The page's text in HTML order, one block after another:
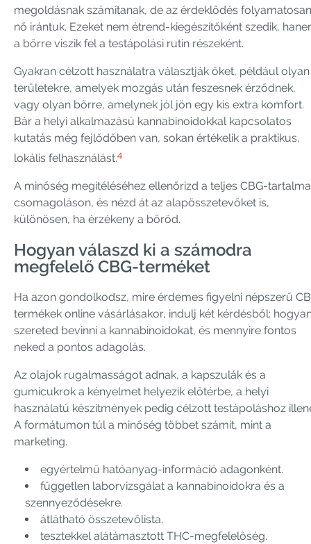
megoldásnak számítanak, de az érdeklődés folyamatosan
nő irántuk. Ezeket nem étrend-kiegészítőként szedik,
a bőrre viszik fel a testápolási rutin részeként.
Gyakran célzott használatra választják őket, például olyan
területekre, amelyek mozgás után feszesnek érződnek,
vagy olyan bőrre, amelynek jól jön egy kis extra komfort.
Bár a helyi alkalmazású kannabinoidokkal kapcsolatos
kutatás még fejlődőben van, sokan értékelik a praktikus,
lokális felhasználást.4
A minőség megítéléséhez ellenőrizd a teljes CBG-
csomagoláson, és nézd át az alapösszetevőket is,
különösen, ha érzékeny a bőröd.
Hogyan válaszd ki a számodra
megfelelő CBG-terméket
Ha azon gondolkodsz, mire érdemes figyelni népszerű
termékek online vásárlásakor, indulj két kérdésből:
szereted bevinni a kannabinoidokat, és mennyire fontos
neked a pontos adagolás.
Az olajok rugalmasságot adnak, a kapszulák és a
gumicukrok a kényelmet helyezik előtérbe, a helyi
használatú készítmények pedig célzott testápoláshoz
A formátumon túl a minőség többet számít, mint a
marketing.
egyértelmű hatóanyag-információ adagonként.
független laborvizsgálat a kannabinoidokra és a
szennyeződésekre.
átlátható összetevőlista.
tesztekkel alátámasztott THC-megfelelőség.